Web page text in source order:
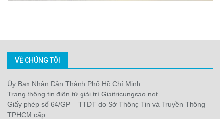
VỀ CHÚNG TÔI
Ủy Ban Nhân Dân Thành Phố Hồ Chí Minh
Trang thông tin điện tử giải trí Giaitricungsao.net
Giấy phép số 64/GP – TTĐT do Sở Thông Tin và Truyền Thông
TPHCM cấp